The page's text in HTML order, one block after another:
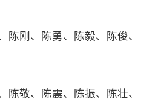
陈刚、陈勇、陈毅、陈俊、
陈敬、陈震、陈振、陈壮、